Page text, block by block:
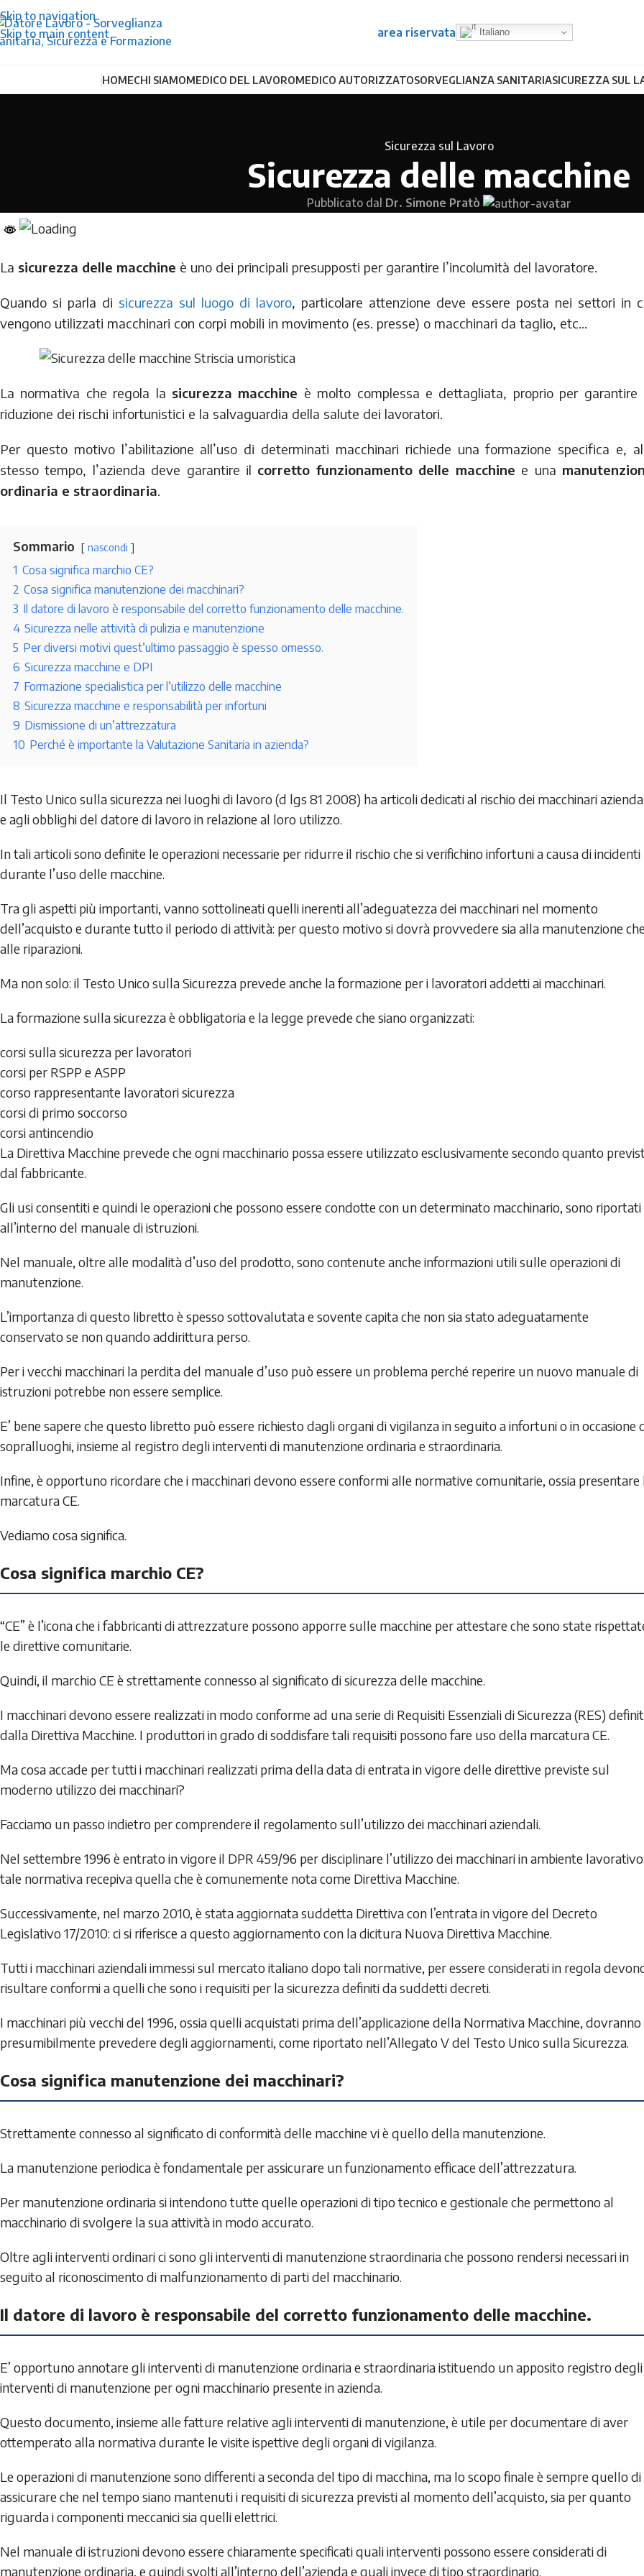
Skip to navigation
Skip to main content
area riservata Italiano
HOMECHI SIAMOMEDICO DEL LAVOROMEDICO AUTORIZZATOSORVEGLIANZA SANITARIASICUREZZA SUL
Sicurezza sul Lavoro
Sicurezza delle macchine
Pubblicato dal Dr. Simone Pratò
La sicurezza delle macchine è uno dei principali presupposti per garantire l’incolumità del lavoratore.
Quando si parla di sicurezza sul luogo di lavoro , particolare attenzione deve essere posta nei settori in
vengono utilizzati macchinari con corpi mobili in movimento (es. presse) o macchinari da taglio, etc…
La normativa che regola la sicurezza macchine è molto complessa e dettagliata, proprio per garantire
riduzione dei rischi infortunistici e la salvaguardia della salute dei lavoratori.
Per questo motivo l’abilitazione all’uso di determinati macchinari richiede una formazione specifica e,
stesso tempo, l’azienda deve garantire il corretto funzionamento delle macchine e una
ordinaria e straordinaria
Sommario nascondi
1 Cosa significa marchio CE?
2 Cosa significa manutenzione dei macchinari?
3 Il datore di lavoro è responsabile del corretto funzionamento delle macchine.
4 Sicurezza nelle attività di pulizia e manutenzione
5 Per diversi motivi quest’ultimo passaggio è spesso omesso.
6 Sicurezza macchine e DPI
7 Formazione specialistica per l’utilizzo delle macchine
8 Sicurezza macchine e responsabilità per infortuni
9 Dismissione di un’attrezzatura
10 Perché è importante la Valutazione Sanitaria in azienda?
Il Testo Unico sulla sicurezza nei luoghi di lavoro (d lgs 81 2008) ha articoli dedicati al rischio dei macchinari
e agli obblighi del datore di lavoro in relazione al loro utilizzo.
In tali articoli sono definite le operazioni necessarie per ridurre il rischio che si verifichino infortuni a causa di incidenti
durante l’uso delle macchine.
Tra gli aspetti più importanti, vanno sottolineati quelli inerenti all’adeguatezza dei macchinari nel momento
dell’acquisto e durante tutto il periodo di attività: per questo motivo si dovrà provvedere sia alla manutenzione
alle riparazioni.
Ma non solo: il Testo Unico sulla Sicurezza prevede anche la formazione per i lavoratori addetti ai macchinari.
La formazione sulla sicurezza è obbligatoria e la legge prevede che siano organizzati:
corsi sulla sicurezza per lavoratori
corsi per RSPP e ASPP
corso rappresentante lavoratori sicurezza
corsi di primo soccorso
corsi antincendio
La Direttiva Macchine prevede che ogni macchinario possa essere utilizzato esclusivamente secondo quanto
dal fabbricante.
Gli usi consentiti e quindi le operazioni che possono essere condotte con un determinato macchinario, sono riportati
all’interno del manuale di istruzioni.
Nel manuale, oltre alle modalità d’uso del prodotto, sono contenute anche informazioni utili sulle operazioni di
manutenzione.
L’importanza di questo libretto è spesso sottovalutata e sovente capita che non sia stato adeguatamente
conservato se non quando addirittura perso.
Per i vecchi macchinari la perdita del manuale d’uso può essere un problema perché reperire un nuovo manuale di
istruzioni potrebbe non essere semplice.
E’ bene sapere che questo libretto può essere richiesto dagli organi di vigilanza in seguito a infortuni o in occasione
sopralluoghi, insieme al registro degli interventi di manutenzione ordinaria e straordinaria.
Infine, è opportuno ricordare che i macchinari devono essere conformi alle normative comunitarie, ossia presentare
marcatura CE.
Vediamo cosa significa.
Cosa significa marchio CE?
“CE” è l’icona che i fabbricanti di attrezzature possono apporre sulle macchine per attestare che sono state
le direttive comunitarie.
Quindi, il marchio CE è strettamente connesso al significato di sicurezza delle macchine.
I macchinari devono essere realizzati in modo conforme ad una serie di Requisiti Essenziali di Sicurezza (RES)
dalla Direttiva Macchine. I produttori in grado di soddisfare tali requisiti possono fare uso della marcatura CE.
Ma cosa accade per tutti i macchinari realizzati prima della data di entrata in vigore delle direttive previste sul
moderno utilizzo dei macchinari?
Facciamo un passo indietro per comprendere il regolamento sull’utilizzo dei macchinari aziendali.
Nel settembre 1996 è entrato in vigore il DPR 459/96 per disciplinare l’utilizzo dei macchinari in ambiente lavorativo:
tale normativa recepiva quella che è comunemente nota come Direttiva Macchine.
Successivamente, nel marzo 2010, è stata aggiornata suddetta Direttiva con l’entrata in vigore del Decreto
Legislativo 17/2010: ci si riferisce a questo aggiornamento con la dicitura Nuova Direttiva Macchine.
Tutti i macchinari aziendali immessi sul mercato italiano dopo tali normative, per essere considerati in regola
risultare conformi a quelli che sono i requisiti per la sicurezza definiti da suddetti decreti.
I macchinari più vecchi del 1996, ossia quelli acquistati prima dell’applicazione della Normativa Macchine, dovranno
presumibilmente prevedere degli aggiornamenti, come riportato nell’Allegato V del Testo Unico sulla Sicurezza.
Cosa significa manutenzione dei macchinari?
Strettamente connesso al significato di conformità delle macchine vi è quello della manutenzione.
La manutenzione periodica è fondamentale per assicurare un funzionamento efficace dell’attrezzatura.
Per manutenzione ordinaria si intendono tutte quelle operazioni di tipo tecnico e gestionale che permettono al
macchinario di svolgere la sua attività in modo accurato.
Oltre agli interventi ordinari ci sono gli interventi di manutenzione straordinaria che possono rendersi necessari in
seguito al riconoscimento di malfunzionamento di parti del macchinario.
Il datore di lavoro è responsabile del corretto funzionamento delle macchine.
E’ opportuno annotare gli interventi di manutenzione ordinaria e straordinaria istituendo un apposito registro degli
interventi di manutenzione per ogni macchinario presente in azienda.
Questo documento, insieme alle fatture relative agli interventi di manutenzione, è utile per documentare di aver
ottemperato alla normativa durante le visite ispettive degli organi di vigilanza.
Le operazioni di manutenzione sono differenti a seconda del tipo di macchina, ma lo scopo finale è sempre quello di
assicurare che nel tempo siano mantenuti i requisiti di sicurezza previsti al momento dell’acquisto, sia per quanto
riguarda i componenti meccanici sia quelli elettrici.
Nel manuale di istruzioni devono essere chiaramente specificati quali interventi possono essere considerati di
manutenzione ordinaria, e quindi svolti all’interno dell’azienda e quali invece di tipo straordinario.